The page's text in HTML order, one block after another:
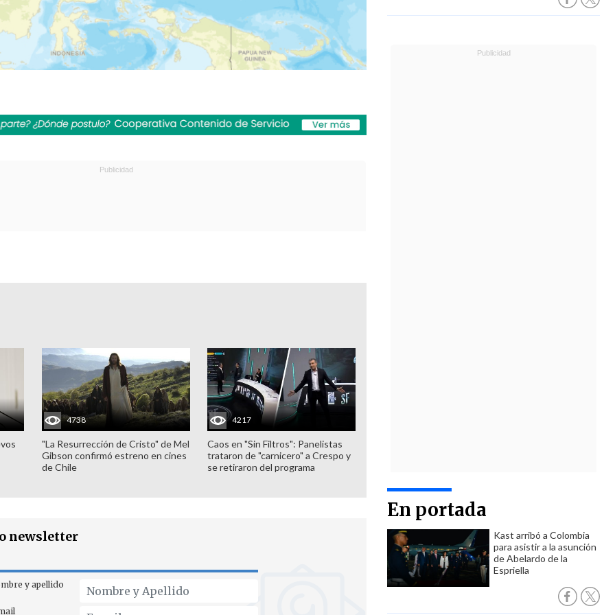
En portada
Kast arribó a Colombia
para asistir a la asunción
de Abelardo de la
Espriella
4738
"La Resurrección de Cristo" de Mel
Gibson confirmó estreno en cines
de Chile
4217
Caos en "Sin Filtros": Panelistas
trataron de "carnicero" a Crespo y
se retiraron del programa
newsletter
y apellido